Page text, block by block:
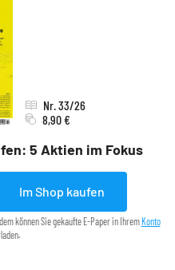
5 Aktien im Fokus
Nr. 33/26
8,90 €
Im Shop kaufen
können Sie gekaufte E-Paper in Ihrem Konto